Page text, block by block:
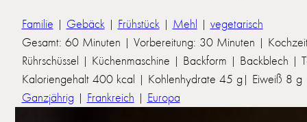
Familie | Gebäck| Frühstück| Mehl | vegetarisch
Gesamt: 60 Minuten | Vorbereitung: 30 Minuten |
Rührschüssel | Küchenmaschine | Backform | Backblech |
Kaloriengehalt 400 kcal | Kohlenhydrate 45 g| Eiweiß 8
Ganzjährig | Frankreich | Europa